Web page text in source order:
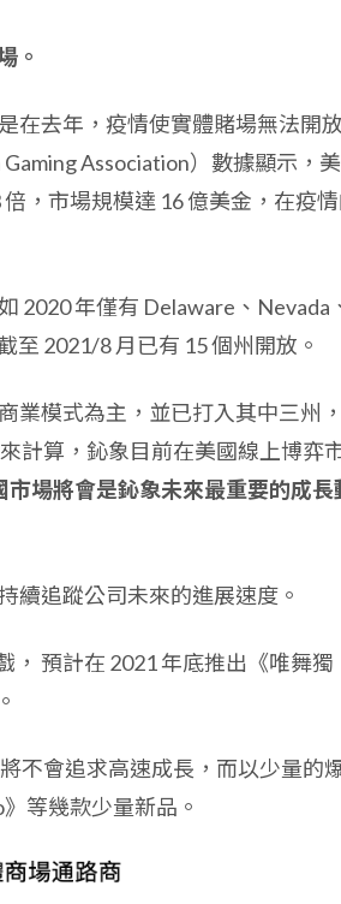
。
在去年，疫情使實體賭場無法開
Association）數據顯示，
，市場規模達 16 億美金，在疫
2020 年僅有 Delaware、Nevada
至 2021/8 月已有 15 個州開放。
業模式為主，並已打入其中三州
計算，鈊象目前在美國線上博弈
市場將會是鈊象未來最重要的成長
續追蹤公司未來的進展速度。
， 預計在 2021 年底推出《唯舞獨
不會追求高速成長，而以少量的
等幾款少量新品。